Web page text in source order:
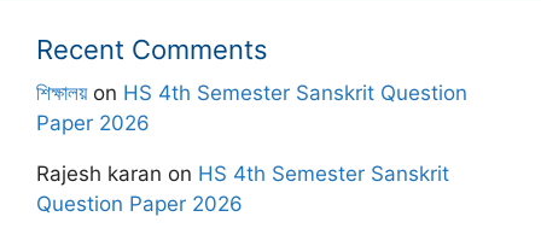
Recent Comments
শিক্ষালয়on HS 4th Semester Sanskrit Question
Paper 2026
Rajesh karan on HS 4th Semester Sanskrit
Question Paper 2026